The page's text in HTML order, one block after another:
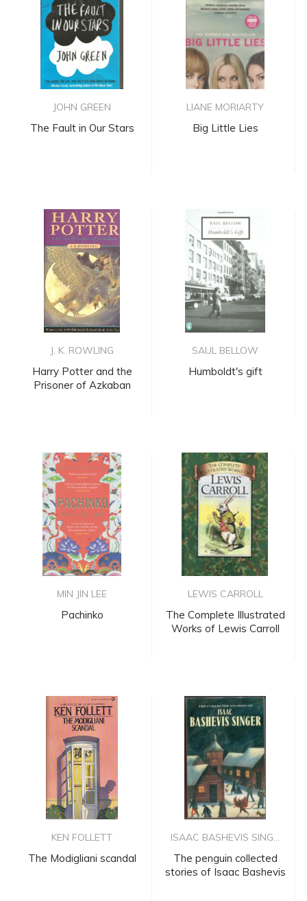
JOHN GREEN
The Fault in Our Stars
LIANE MORIARTY
Big Little Lies
J. K. ROWLING
Harry Potter and the
Prisoner of Azkaban
SAUL BELLOW
Humboldt's gift
MIN JIN LEE
Pachinko
LEWIS CARROLL
The Complete Illustrated
Works of Lewis Carroll
KEN FOLLETT
The Modigliani scandal
ISAAC BASHEVIS SING...
The penguin collected
stories of Isaac Bashevis